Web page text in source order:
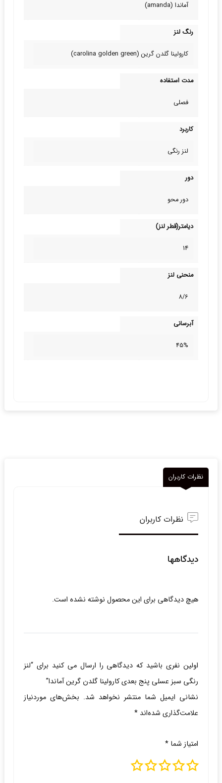
آماندا (amanda)
رنگ لنز
کارولینا گلدن گرین (carolina golden green)
مدت استفاده
فصلی
کاربرد
لنز رنگی
دور
دور محو
دیامتر(قطر لنز)
14
منحنی لنز
8/6
آبرسانی
45%
نظرات کاربران
نظرات کاربران
دیدگاهها
هیچ دیدگاهی برای این محصول نوشته نشده است.
اولین نفری باشید که دیدگاهی را ارسال می کنید برای “لنز
رنگی سبز عسلی پنج بعدی کارولینا گلدن گرین آماندا”
نشانی ایمیل شما منتشر نخواهد شد. بخش‌های موردنیاز
علامت‌گذاری شده‌اند *
امتیاز شما *